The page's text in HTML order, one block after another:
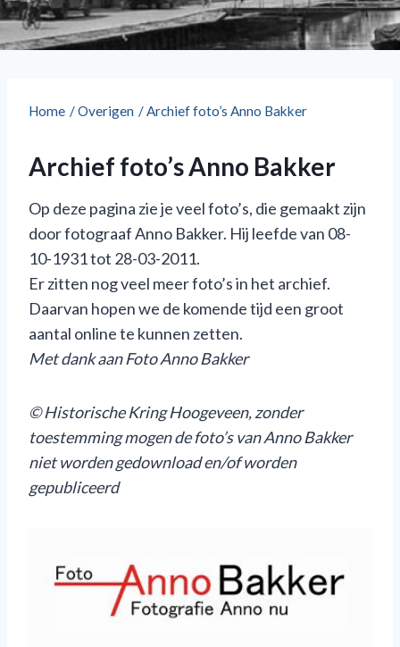
Home /Overigen /Archief foto’s Anno Bakker
Archief foto’s Anno Bakker
Op deze pagina zie je veel foto’s, die gemaakt zijn
door fotograaf Anno Bakker. Hij leefde van 08-
10-1931 tot 28-03-2011.
Er zitten nog veel meer foto’s in het archief.
Daarvan hopen we de komende tijd een groot
aantal online te kunnen zetten.
Met dank aan Foto Anno Bakker
© Historische Kring Hoogeveen, zonder
toestemming mogen de foto’s van Anno Bakker
niet worden gedownload en/of worden
gepubliceerd